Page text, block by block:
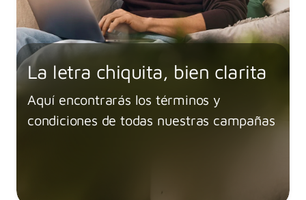
La letra chiquita, bien clarita
Aquí encontrarás los términos y
condiciones de todas nuestras campañas